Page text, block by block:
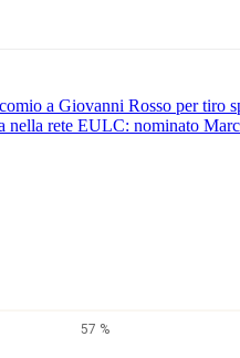
a Giovanni Rosso per tiro
nella rete EULC: nominato
57 %